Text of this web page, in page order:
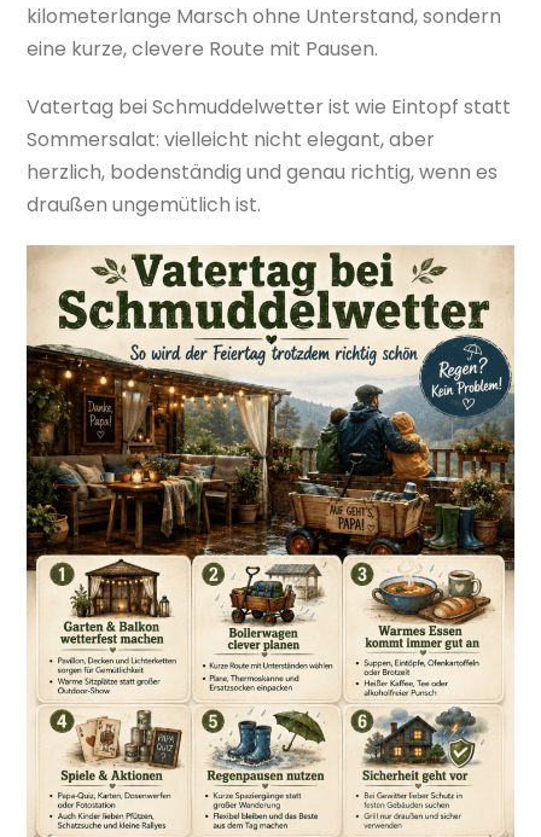
kilometerlange Marsch ohne Unterstand, sondern
eine kurze, clevere Route mit Pausen.
Vatertag bei Schmuddelwetter ist wie Eintopf statt
Sommersalat: vielleicht nicht elegant, aber
herzlich, bodenständig und genau richtig, wenn es
draußen ungemütlich ist.